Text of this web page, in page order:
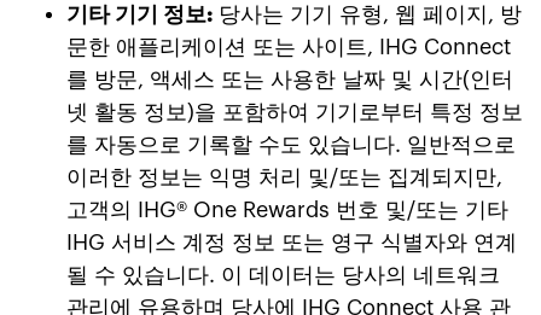
기타 기기 정보: 당사는 기기 유형, 웹 페이지, 방
문한 애플리케이션 또는 사이트, IHG Connect
를 방문, 액세스 또는 사용한 날짜 및 시간(인터
넷 활동 정보)을 포함하여 기기로부터 특정 정보
를 자동으로 기록할 수도 있습니다. 일반적으로
이러한 정보는 익명 처리 및/또는 집계되지만,
고객의 IHG® One Rewards 번호 및/또는 기타
IHG 서비스 계정 정보 또는 영구 식별자와 연계
될 수 있습니다. 이 데이터는 당사의 네트워크
관리에 유용하며 당사에 IHG Connect 사용 관